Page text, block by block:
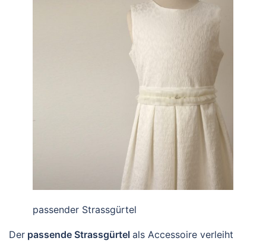
passender Strassgürtel
Der passende Strassgürtel als Accessoire verleiht